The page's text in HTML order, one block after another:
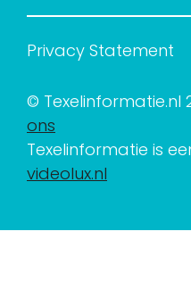
Privacy Statement
© Texelinformatie.nl
ons
Texelinformatie is
videolux.nl